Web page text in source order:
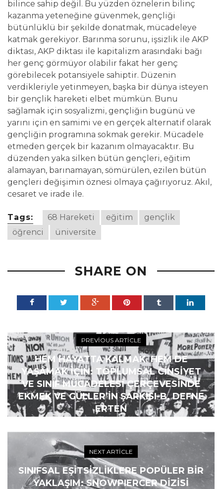
bilince sahip değil. Bu yüzden öznelerin bilinç
kazanma yeteneğine güvenmek, gençliği
bütünlüklü bir şekilde donatmak, mücadeleye
katmak gerekiyor. Barınma sorunu, işsizlik ile AKP
diktası, AKP diktası ile kapitalizm arasındaki bağı
her genç görmüyor olabilir fakat her genç
görebilecek potansiyele sahiptir. Düzenin
verdikleriyle yetinmeyen, başka bir dünya isteyen
bir gençlik hareketi elbet mümkün. Bunu
sağlamak için sosyalizmi, gençliğin bugünü ve
yarını için en samimi ve en gerçek alternatif olarak
gençliğin programına sokmak gerekir. Mücadele
etmeden gerçek bir kazanım olmayacaktır. Bu
düzenden yaka silken bütün gençleri, eğitim
alamayan, barınamayan, sömürülen, ezilen bütün
gençleri değişimin öznesi olmaya çağırıyoruz. Akıl,
cesaret ve irade ile.
Tags: 68 Hareketi eğitim
gençlik
öğrenci
üniversite
SHARE ON
PREVIOUS ARTICLE
HEM HAYATTA KALMAK, HEM DE
YAŞAMAK IÇIN: TOPLUMSAL CINSIYET
VE SINIF MÜCADELESI ÇERÇEVESINDE
EKMEK VE GÜLLER’İN ŞARKISI-B. DEFNE
ERTEN
NEXT ARTICLE
SINIFSAL EŞITSIZLIKLERE POPÜLER BIR
YAKLAŞIM: SNOWPIERCER DİZİSİ